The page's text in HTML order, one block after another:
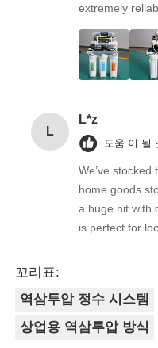
RO 브래킷
extremely
the filters are
quality
work with —
consistent. As
happier with
L
L*z
도움 이 될
We’ve stocked
home goods
a huge hit with
is perfect for
complaints
returns. Great
꼬리표:
역삼투압 정수 시스템
상업용 역삼투압 방식